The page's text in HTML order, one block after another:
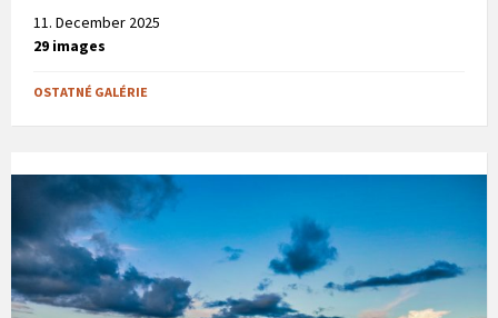
11. December 2025
29 images
OSTATNÉ GALÉRIE